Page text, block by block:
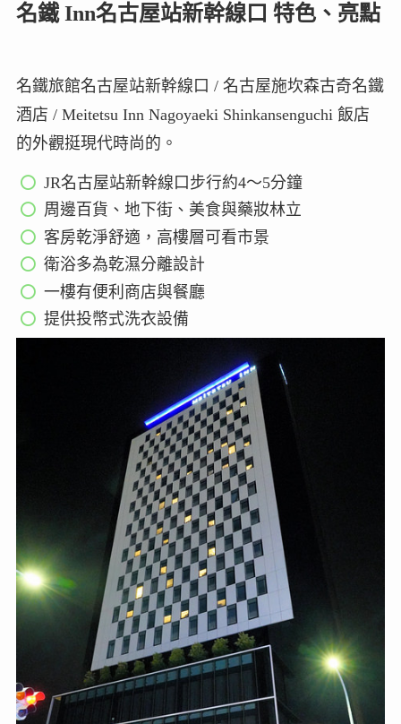
名鐵 Inn名古屋站新幹線口 特色、亮點
名鐵旅館名古屋站新幹線口 / 名古屋施坎森古奇名鐵
酒店 / Meitetsu Inn Nagoyaeki Shinkansenguchi 飯店
的外觀挺現代時尚的。
JR名古屋站新幹線口步行約4～5分鐘
周邊百貨、地下街、美食與藥妝林立
客房乾淨舒適，高樓層可看市景
衛浴多為乾濕分離設計
一樓有便利商店與餐廳
提供投幣式洗衣設備